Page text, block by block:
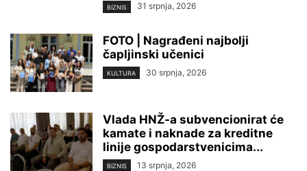
BIZNIS 31 srpnja, 2026
FOTO | Nagrađeni najbolji
čapljinski učenici
KULTURA 30 srpnja, 2026
Vlada HNŽ-a subvencionirat će
kamate i naknade za kreditne
linije gospodarstvenicima...
BIZNIS 13 srpnja, 2026